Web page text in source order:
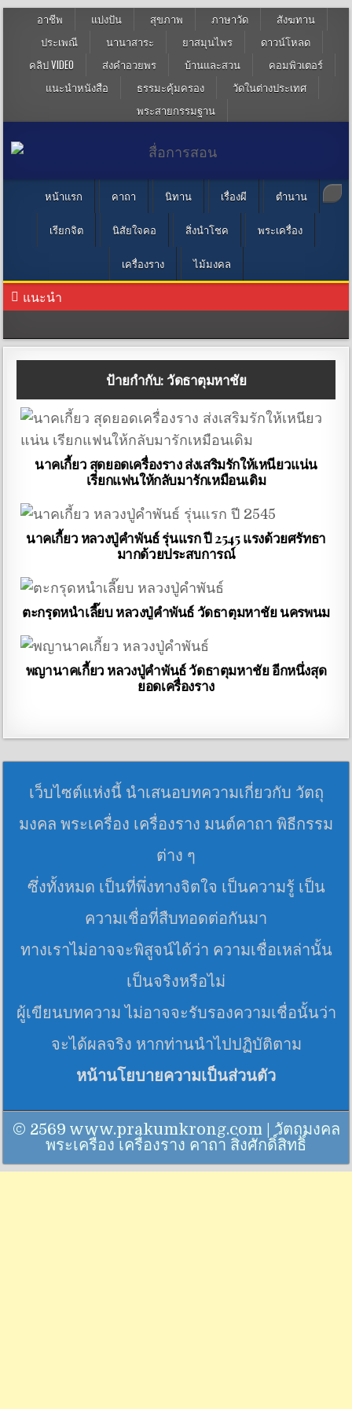
อาชีพ แบ่งปัน สุขภาพ ภาษาวัด
สังฆทาน
ประเพณี
นานาสาระ ยาสมุนไพร
ดาวน์โหลด
คลิป VIDEO
ส่งคำอวยพร บ้านและสวน
คอมพิวเตอร์
แนะนำหนังสือ
ธรรมะคุ้มครอง
วัดในต่างประเทศ
พระสายกรรมฐาน
หน้าแรก คาถา นิทาน เรื่องผี ตำนาน
เรียกจิต นิสัยใจคอ สิ่งนำโชค พระเครื่อง
เครื่องราง ไม้มงคล
แนะนำ
ป้ายกำกับ: วัดธาตุมหาชัย
นาคเกี้ยว สุดยอดเครื่องราง ส่งเสริมรักให้เหนียวแน่น
เรียกแฟนให้กลับมารักเหมือนเดิม
นาคเกี้ยว หลวงปู่คําพันธ์ รุ่นแรก ปี 2545 แรงด้วยศรัทธา
มากด้วยประสบการณ์
ตะกรุดหนําเลี๊ยบ หลวงปู่คําพันธ์ วัดธาตุมหาชัย นครพนม
พญานาคเกี้ยว หลวงปู่คำพันธ์ วัดธาตุมหาชัย อีกหนึ่งสุด
ยอดเครื่องราง
เว็บไซต์แห่งนี้ นำเสนอบทความเกี่ยวกับ วัตถุ
มงคล พระเครื่อง เครื่องราง มนต์คาถา พิธีกรรม
ต่าง ๆ
ซึ่งทั้งหมด เป็นที่พึ่งทางจิตใจ เป็นความรู้ เป็น
ความเชื่อที่สืบทอดต่อกันมา
ทางเราไม่อาจจะพิสูจน์ได้ว่า ความเชื่อเหล่านั้น
เป็นจริงหรือไม่
ผู้เขียนบทความ ไม่อาจจะรับรองความเชื่อนั้นว่า
จะได้ผลจริง หากท่านนำไปปฏิบัติตาม
หน้านโยบายความเป็นส่วนตัว
© 2569 www.prakumkrong.com | วัตถุมงคล
พระเครื่อง เครื่องราง คาถา สิ่งศักดิ์สิทธิ์